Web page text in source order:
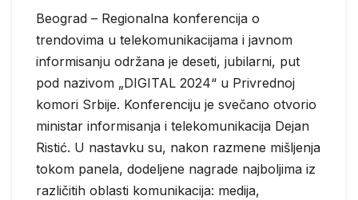
Beograd – Regionalna konferencija o
trendovima u telekomunikacijama i javnom
informisanju održana je deseti, jubilarni, put
pod nazivom „DIGITAL 2024“ u Privrednoj
komori Srbije. Konferenciju je svečano otvorio
ministar informisanja i telekomunikacija Dejan
Ristić. U nastavku su, nakon razmene mišljenja
tokom panela, dodeljene nagrade najboljima iz
različitih oblasti komunikacija: medija,